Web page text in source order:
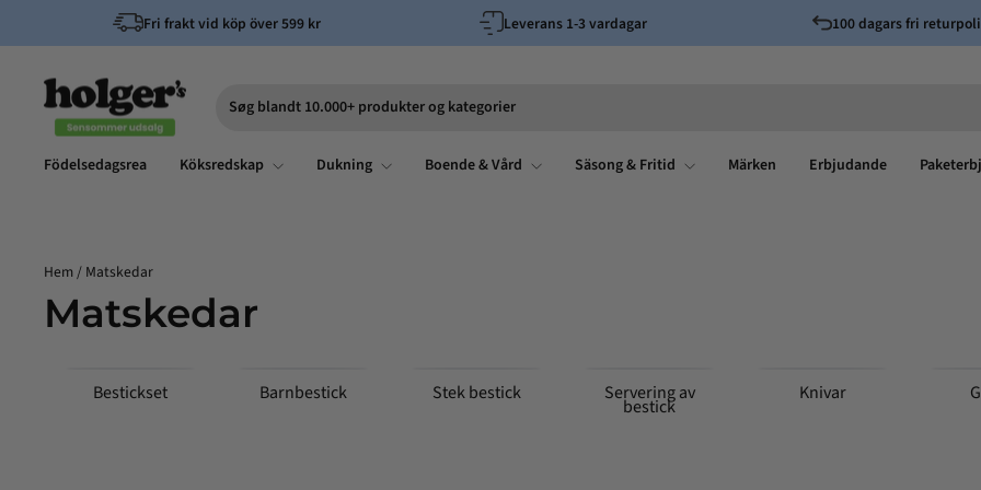
Pausa
Fri frakt vid köp över 599 kr Leverans 1-3 vardagar 100 dagars fri
Søg blandt 10.000+ produkter og kategorier
Sök
Födelsedagsrea
Köksredskap Dukning Boende & Vård Säsong & Fritid Märken Erbjudande
Hem / Matskedar
Matskedar
Bestickset Barnbestick Stek bestick Servering av
bestick
Knivar